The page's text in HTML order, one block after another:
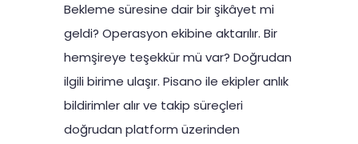
Bekleme süresine dair bir şikâyet mi
geldi? Operasyon ekibine aktarılır. Bir
hemşireye teşekkür mü var? Doğrudan
ilgili birime ulaşır. Pisano ile ekipler anlık
bildirimler alır ve takip süreçleri
doğrudan platform üzerinden